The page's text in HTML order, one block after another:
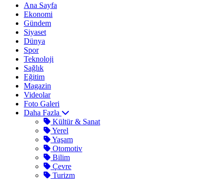
Ana Sayfa
Ekonomi
Gündem
Siyaset
Dünya
Spor
Teknoloji
Sağlık
Eğitim
Magazin
Videolar
Foto Galeri
Daha Fazla
Kültür & Sanat
Yerel
Yaşam
Otomotiv
Bilim
Çevre
Turizm